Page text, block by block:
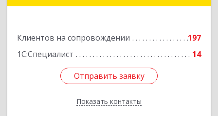
Клиентов на сопровождении
197
1С:Специалист
14
Отправить заявку
Показать контакты
Отправить заявку
Назад